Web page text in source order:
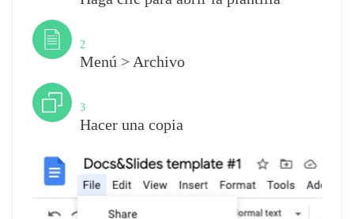
2
Menú > Archivo
3
Hacer una copia